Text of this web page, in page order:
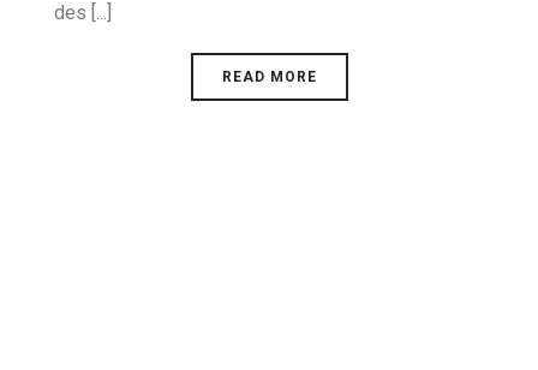
des [...]
READ MORE